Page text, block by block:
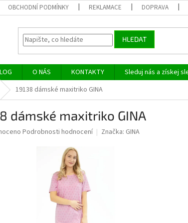
OBCHODNÍ PODMÍNKY REKLAMACE DOPRAVA
HLEDAT
O NÁS KONTAKTY
Sleduj nás a získej
19138 dámské maxitriko GINA
dámské maxitriko GINA
Podrobnosti hodnocení Značka: GINA